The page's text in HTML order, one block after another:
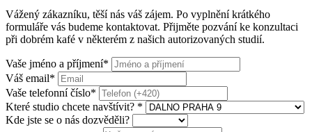
Vážený zákazníku, těší nás váš zájem. Po vyplnění krátkého
formuláře vás budeme kontaktovat. Přijměte pozvání ke konzultaci
při dobrém kafé v některém z našich autorizovaných studií.
Vaše jméno a příjmení*
Váš email*
Vaše telefonní číslo*
Které studio chcete navštívit? *
Kde jste se o nás dozvěděli?